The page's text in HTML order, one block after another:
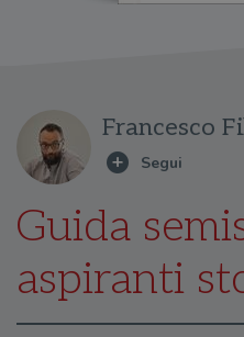
Francesco
Guida
aspiranti